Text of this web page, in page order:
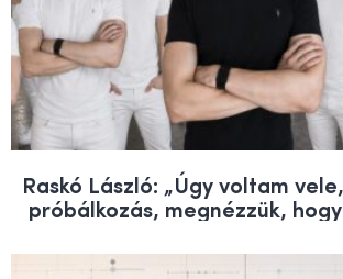
Raskó László: „Úgy voltam
próbálkozás, megnézzük,